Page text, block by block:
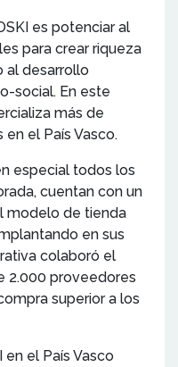
es potenciar al
para crear riqueza
al desarrollo
social. En este
más de
el País Vasco.
especial todos los
cuentan con un
modelo de tienda
en sus
colaboró el
2.000 proveedores
superior a los
en el País Vasco